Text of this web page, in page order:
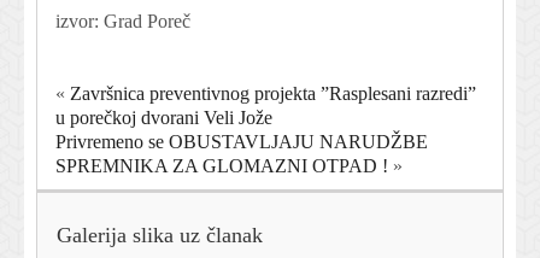
izvor: Grad Poreč
« Završnica preventivnog projekta ”Rasplesani razredi”
u porečkoj dvorani Veli Jože
Privremeno se OBUSTAVLJAJU NARUDŽBE
SPREMNIKA ZA GLOMAZNI OTPAD ! »
Galerija slika uz članak